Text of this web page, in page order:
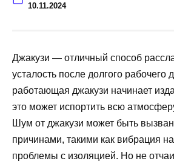
10.11.2024
Джакузи — отличный способ
усталость после долгого рабочего
работающая джакузи начинает
это может испортить всю
Шум от джакузи может быть
причинами, такими как вибрация
проблемы с изоляцией. Но не